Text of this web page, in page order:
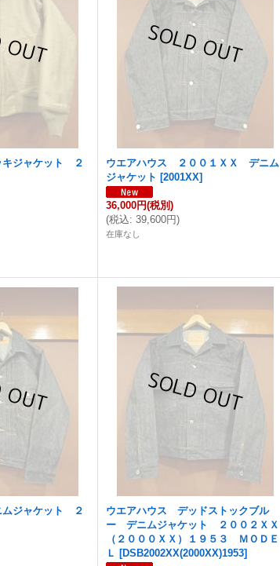
ジャケット ２
ウエアハウス ２００１ＸＸ デニム
ジャケット [2001XX]
36,000円(税別)
(税込: 39,600円)
在庫なし
ジャケット ２
ウエアハウス デッドストックブル
ー デニムジャケット ２００２ＸＸ
（２０００ＸＸ）１９５３ ＭＯＤＥ
Ｌ [DSB2002XX(2000XX)1953]